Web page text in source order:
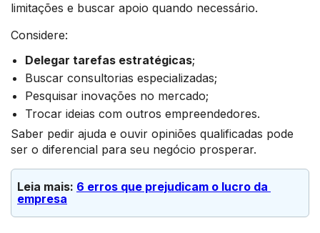
limitações e buscar apoio quando necessário.
Considere:
Delegar tarefas estratégicas;
Buscar consultorias especializadas;
Pesquisar inovações no mercado;
Trocar ideias com outros empreendedores.
Saber pedir ajuda e ouvir opiniões qualificadas pode
ser o diferencial para seu negócio prosperar.
Leia mais: 6 erros que prejudicam o lucro da
empresa